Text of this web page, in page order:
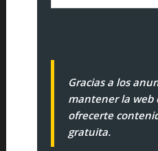
Gracias a los
mantener la web
ofrecerte
gratuita.